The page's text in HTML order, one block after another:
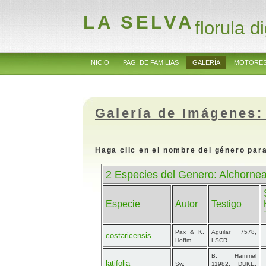
LA SELVAflorula
INICIO PAG. DE FAMILIAS GALERÍA
Galería de
Haga clic en el nombre del género
2 Especies del Genero:
Especie Autor Testigo
costaricensis
Pax & K.
Hoffm.
Aguilar 7578,
LSCR.
latifolia Sw.
B. Hammel
11982, DUKE,